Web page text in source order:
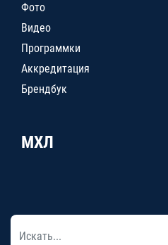
Фото
Видео
Программки
Аккредитация
Брендбук
МХЛ